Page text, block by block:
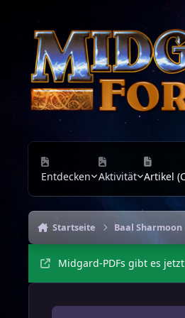
Entdecken Aktivität Artikel
Startseite Baal Sharmoon
Midgard-PDFs gibt es